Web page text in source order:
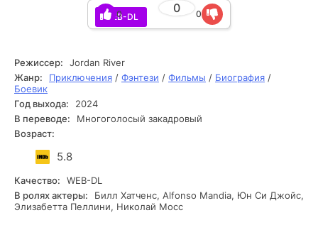
WEB-DL
0
0 0
Режиссер:
Jordan River
Жанр:
Приключения / Фэнтези / Фильмы / Биография /
Боевик
Год выхода:
2024
В переводе:
Многоголосый закадровый
Возраст:
5.8
Качество:
WEB-DL
В ролях актеры:
Билл Хатченс, Alfonso Mandia, Юн Си Джойс,
Элизабетта Пеллини, Николай Мосс